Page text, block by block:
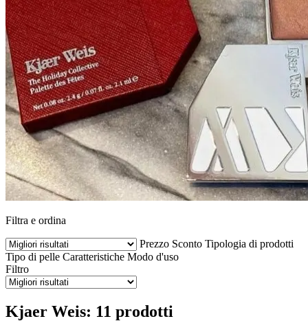
Filtra e ordina
Prezzo Sconto Tipologia di prodotti
Tipo di pelle Caratteristiche Modo d'uso
Filtro
Kjaer Weis: 11 prodotti